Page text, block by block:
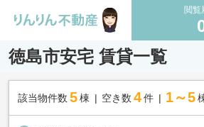
閲覧
徳島市安宅 賃貸一覧
該当物件数 5棟 空き数 4 件 1～5